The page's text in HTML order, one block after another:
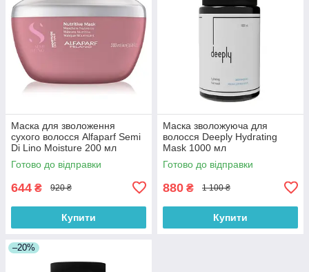
Маска для зволоження
сухого волосся Alfaparf Semi
Di Lino Moisture 200 мл
Готово до відправки
644 ₴ 920 ₴
Купити
Маска зволожуюча для
волосся Deeply Hydrating
Mask 1000 мл
Готово до відправки
880 ₴ 1 100 ₴
Купити
–20%